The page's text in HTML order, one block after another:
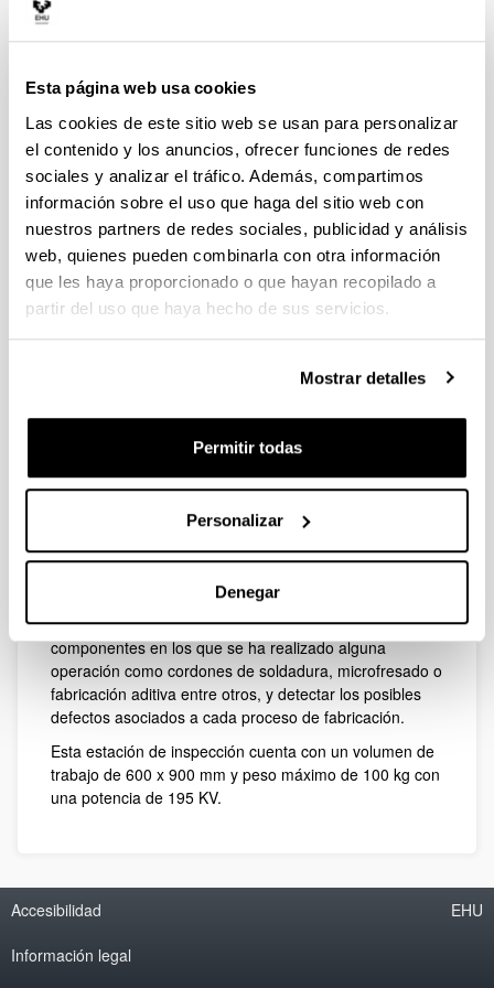
Esta página web usa cookies
Las cookies de este sitio web se usan para personalizar
el contenido y los anuncios, ofrecer funciones de redes
sociales y analizar el tráfico. Además, compartimos
información sobre el uso que haga del sitio web con
nuestros partners de redes sociales, publicidad y análisis
web, quienes pueden combinarla con otra información
que les haya proporcionado o que hayan recopilado a
partir del uso que haya hecho de sus servicios.
Mostrar detalles
Permitir todas
Personalizar
Denegar
Instalación de Radiografía Digital de GE
modelo X-CUBE compact 225 (TRIMEK)
Las exhaustivas exigencias de control sobre los
procesos de fabricación y los requisitos de calidad que
han de cumplir los componentes aeronáuticos obligan a
la industria a la aplicación de rigurosos controles de sus
procesos con el fin de obtener un control total sobre los
mismos.
En este escenario, se hace vital el empleo de sistemas
para ello con una estación de radiografía digital donde
se pueden obtener tomografías en 3D de los
componentes en los que se ha realizado alguna
operación como cordones de soldadura, microfresado o
fabricación aditiva entre otros, y detectar los posibles
defectos asociados a cada proceso de fabricación.
Esta estación de inspección cuenta con un volumen de
trabajo de 600 x 900 mm y peso máximo de 100 kg con
una potencia de 195 KV.
Accesibilidad
Información legal
EHU